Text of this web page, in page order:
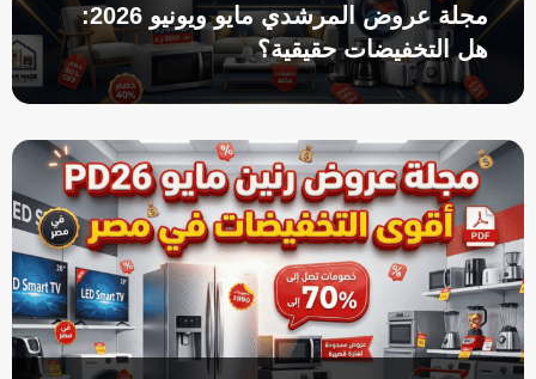
مجلة عروض المرشدي مايو ويونيو 2026:
هل التخفيضات حقيقية؟